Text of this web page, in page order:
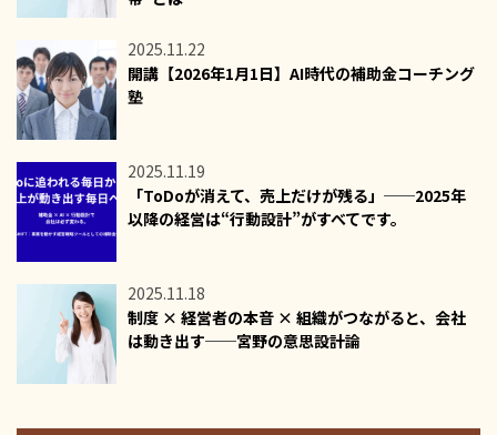
2025.11.22
開講【2026年1月1日】AI時代の補助金コーチング
塾
2025.11.19
「ToDoが消えて、売上だけが残る」──2025年
以降の経営は“行動設計”がすべてです。
2025.11.18
制度 × 経営者の本音 × 組織がつながると、会社
は動き出す──宮野の意思設計論